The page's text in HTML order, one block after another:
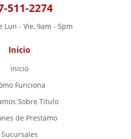
511-2274
Lun - Vie, 9am - 5pm
Inicio
Inicio
Funciona
Sobre Titulo
de Prestamo
Sucursales